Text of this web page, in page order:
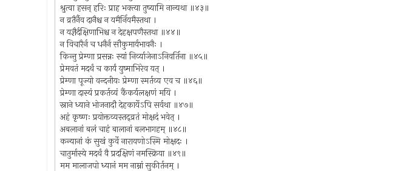
श्रुत्वा हसन् हरिः प्राह भक्त्या तुष्यामि नान्यथा ॥४३॥
न व्रतैर्नैव दानैश्च न यमैर्नियमैस्तथा ।
न यज्ञैर्दक्षिणाभिश्च न देहक्षपणैस्तथा ॥४४॥
न विचारैर्न च धनैर्न सौकुमार्यभावनैः ।
किन्तु प्रेम्णा प्रसन्नः स्यां निर्व्याजेनाऽनिवर्तिना ॥४५॥
प्रेमवतं मदर्थं च कार्यं युष्माभिरेव यत् ।
प्रेम्णा पूज्यो वन्दनीयः प्रेम्णा स्मर्तव्य एव च ॥४६॥
प्रेम्णा दास्यं प्रकर्तव्यं कैंकर्यलक्षणं मयि ।
स्नाने ध्याने भोजनादौ देहकार्येऽपि सर्वथा ॥४७॥
अहं कृष्णः प्रयोक्तव्यस्तद्व्रतं मोक्षदं भवेत् ।
अबलानां बलं चाहं बालानां बलभागहम् ॥४८॥
कन्यानां कं सुखं कुर्वे नारायणोऽस्मि मोक्षदः ।
चातुर्मास्ये मदर्थं वै प्रदक्षिणं नमस्क्रिया ॥४९॥
मम मालाजपो ध्यानं मम नाम्नां सुकीर्तनम् ।